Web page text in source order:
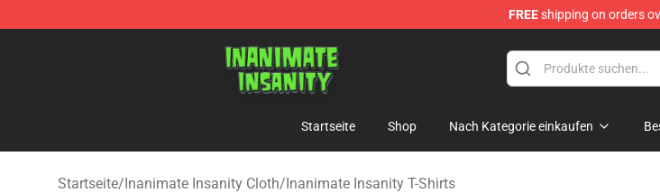
FREEshipping on orders
Inanimate Insanity Store - Official Inanimate Insanity Merchandise Shop
Startseite Shop Nach Kategorie einkaufen
Startseite/Inanimate Insanity Cloth/Inanimate Insanity T-Shirts